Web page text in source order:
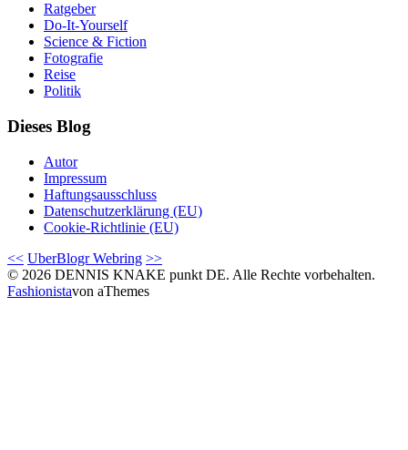
Ratgeber
Do-It-Yourself
Science & Fiction
Fotografie
Reise
Politik
Dieses Blog
Autor
Impressum
Haftungsausschluss
Datenschutzerklärung (EU)
Cookie-Richtlinie (EU)
<< UberBlogr Webring >>
© 2026 DENNIS KNAKE punkt DE. Alle Rechte vorbehalten.
Fashionistavon aThemes